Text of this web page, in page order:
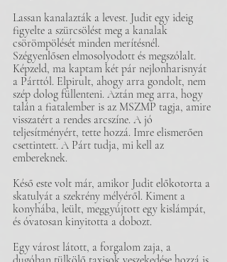
Lassan kanalazták a levest. Judit egy ideig
figyelte a szürcsölést meg a kanalak
csörömpölését minden merítésnél.
Szégyenlősen elmosolyodott és megszólalt.
Képzeld, ma kaptam két pár nejlonharisnyát
a Párttól. Elpirult, ahogy arra gondolt, nem
szép dolog füllenteni. Aztán meg arra, hogy
talán a fiatalember is az MSZMP tagja, amire
visszatért a rendes arcszíne. A jó
teljesítményért, tette hozzá. Imre elismerően
csettintett. A Párt tudja, mi kell az
embereknek.
Késő este volt már, amikor Judit előkotorta a
skatulyát a szekrény mélyéről. Kiment a
konyhába, leült, meggyújtott egy kislámpát,
és óvatosan kinyitotta a dobozt.
Egy várost látott, a forgalom zaja, a